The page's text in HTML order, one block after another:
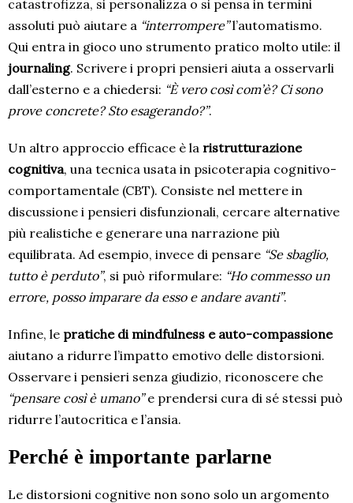
catastrofizza, si personalizza o si pensa in termini
assoluti può aiutare a “interrompere”l’automatismo.
Qui entra in gioco uno strumento pratico molto utile: il
journaling. Scrivere i propri pensieri aiuta a osservarli
dall’esterno e a chiedersi: “È vero così com’è? Ci sono
prove concrete? Sto esagerando?”.
Un altro approccio efficace è la ristrutturazione
cognitiva, una tecnica usata in psicoterapia cognitivo-
comportamentale (CBT). Consiste nel mettere in
discussione i pensieri disfunzionali, cercare alternative
più realistiche e generare una narrazione più
equilibrata. Ad esempio, invece di pensare “Se sbaglio,
tutto è perduto”, si può riformulare: “Ho commesso un
errore, posso imparare da esso e andare avanti”.
Infine, le pratiche di mindfulness e auto-compassione
aiutano a ridurre l’impatto emotivo delle distorsioni.
Osservare i pensieri senza giudizio, riconoscere che
“pensare così è umano”e prendersi cura di sé stessi può
ridurre l’autocritica e l’ansia.
Perché è importante parlarne
Le distorsioni cognitive non sono solo un argomento